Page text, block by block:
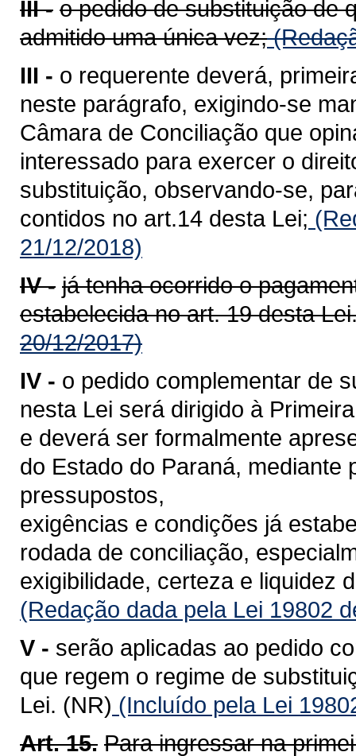
III - o pedido de substituição de
admitido uma única vez;
III - o requerente deverá,
neste parágrafo, exigindo-se
Câmara de Conciliação que
interessado para exercer o
substituição, observando-se,
contidos no art.14 desta Lei;
21/12/2018)
IV - já tenha ocorrido o
estabelecida no art. 19 desta
20/12/2017)
IV - o pedido complementar de
nesta Lei será dirigido à
e deverá ser formalmente
do Estado do Paraná,
pressupostos,
exigências e condições já
rodada de conciliação,
exigibilidade, certeza e liquidez
(Redação dada pela Lei 19802
V - serão aplicadas ao pedido
que regem o regime de
Lei. (NR) (Incluído pela Lei
Art. 15. Para ingressar na